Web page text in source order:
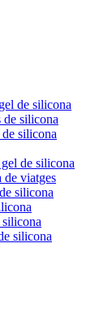
de silicona
de silicona
silicona
de silicona
viatges
silicona
silicona